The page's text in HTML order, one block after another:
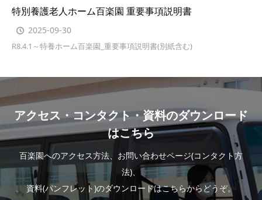
特別養護老人ホーム百楽園 重要事項説明書
2025-09-30
R8.4.1～特養ホーム百楽園_重要事項説明書(別紙含む)
アクセス・コンタクト・資料のダウンロード
はこちら
百楽園へのアクセス方法、お問い合わせページ(コンタクト方
法)、
資料(パンフレット)のダウンロードはこちらからどうぞ。